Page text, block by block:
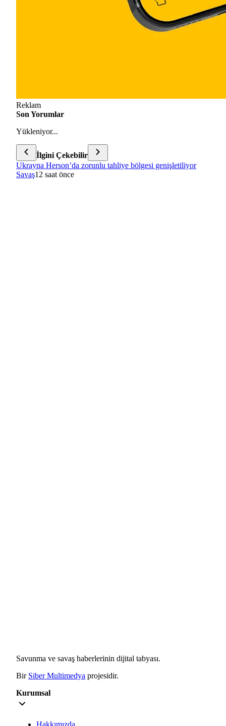
Reklam
Son Yorumlar
Yükleniyor...
İlgini Çekebilir
Ukrayna Herson’da zorunlu tahliye bölgesi genişletiliyor
Savaş12 saat önce
Savunma ve savaş haberlerinin dijital tabyası.
Bir Siber Multimedya projesidir.
Kurumsal
Hakkımızda